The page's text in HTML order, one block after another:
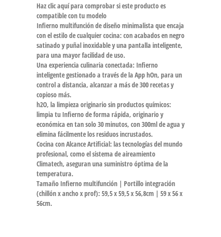
Haz clic aquí para comprobar si este producto es
compatible con tu modelo
Infierno multifunción de diseño minimalista que encaja
con el estilo de cualquier cocina: con acabados en negro
satinado y puñal inoxidable y una pantalla inteligente,
para una mayor facilidad de uso.
Una experiencia culinaria conectada: Infierno
inteligente gestionado a través de la App hOn, para un
control a distancia, alcanzar a más de 300 recetas y
copioso más.
h2O, la limpieza originario sin productos químicos:
limpia tu Infierno de forma rápida, originario y
económica en tan solo 30 minutos, con 300ml de agua y
elimina fácilmente los residuos incrustados.
Cocina con Alcance Artificial: las tecnologías del mundo
profesional, como el sistema de aireamiento
Climatech, aseguran una suministro óptima de la
temperatura.
Tamaño Infierno multifunción | Portillo integración
(chillón x ancho x prof): 59,5 x 59,5 x 56,8cm | 59 x 56 x
56cm.